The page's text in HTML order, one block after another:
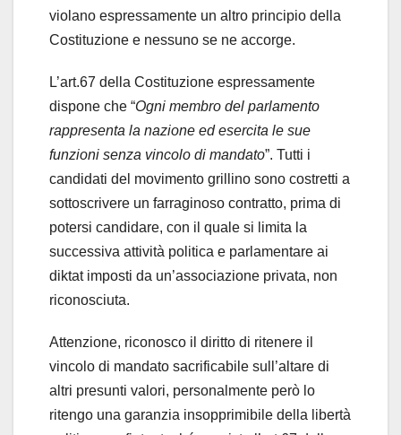
violano espressamente un altro principio della
Costituzione e nessuno se ne accorge.
L’art.67 della Costituzione espressamente
dispone che “Ogni membro del parlamento
rappresenta la nazione ed esercita le sue
funzioni senza vincolo di mandato”. Tutti i
candidati del movimento grillino sono costretti a
sottoscrivere un farraginoso contratto, prima di
potersi candidare, con il quale si limita la
successiva attività politica e parlamentare ai
diktat imposti da un’associazione privata, non
riconosciuta.
Attenzione, riconosco il diritto di ritenere il
vincolo di mandato sacrificabile sull’altare di
altri presunti valori, personalmente però lo
ritengo una garanzia insopprimibile della libertà